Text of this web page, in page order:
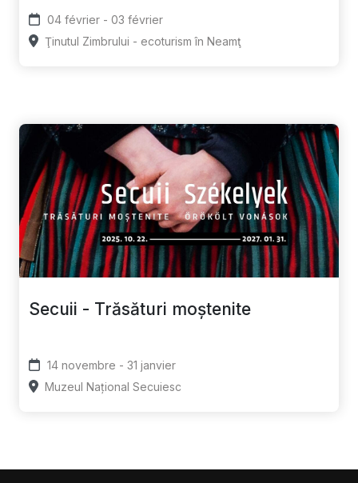
04 février - 03 février
Ţinutul Zimbrului - ecoturism în Neamţ
Secuii - Trăsături moștenite
14 novembre - 31 janvier
Muzeul Național Secuiesc